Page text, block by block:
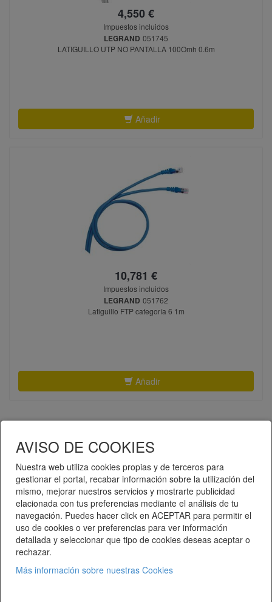
AVISO DE COOKIES
Nuestra web utiliza cookies propias y de terceros para
gestionar el portal, recabar información sobre la utilización del
mismo, mejorar nuestros servicios y mostrarte publicidad
elacionada con tus preferencias mediante el análisis de tu
navegación. Puedes hacer click en ACEPTAR para permitir el
uso de cookies o ver preferencias para ver información
detallada y seleccionar que tipo de cookies deseas aceptar o
rechazar.
Más información sobre nuestras Cookies
4,550 €
Impuestos incluidos
LEGRAND 051745
LATIGUILLO UTP NO PANTALLA 100Omh 0.6m
Añadir
10,781 €
Impuestos incluidos
LEGRAND 051762
Latiguillo FTP categoría 6 1m
Añadir
« 1
Telematel eCommerce v14.3.37 © 2026
Telematel S.L.